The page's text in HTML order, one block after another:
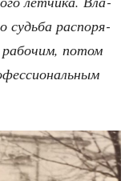
судь­ба рас­по­ря­
рабо­чим, потом